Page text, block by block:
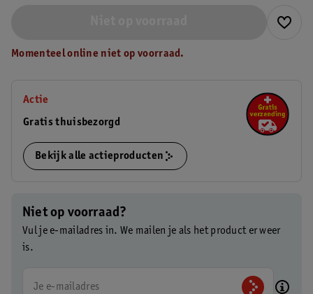
Momenteel online niet op voorraad.
Actie
Gratis thuisbezorgd
Bekijk alle actieproducten
Niet op voorraad?
Vul je e-mailadres in. We mailen je als het product er weer
is.
Je e-mailadres